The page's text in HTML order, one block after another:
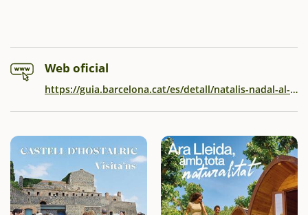
Web oficial
https://guia.barcelona.cat/es/detall/natalis-nadal-al-poble-espanyol_99400470348.html